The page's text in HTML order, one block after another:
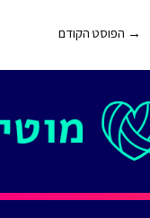
→ הפוסט הקודם